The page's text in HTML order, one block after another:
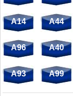
A14 A44
A96 A40
A93 A99